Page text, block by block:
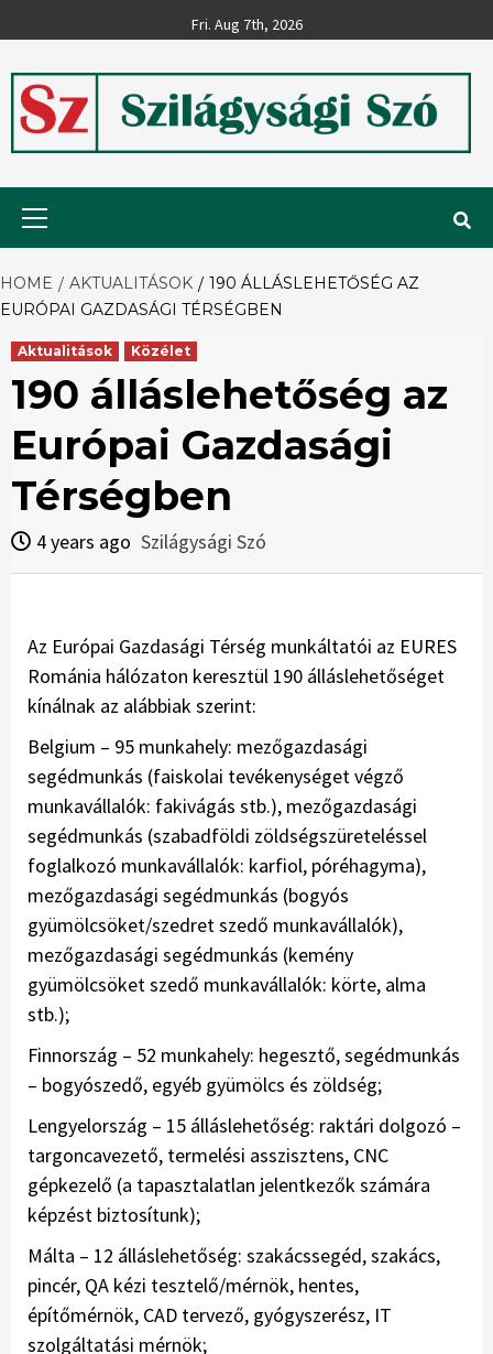
to
Fri. Aug 7th, 2026
Szilágysági
Szó
HOME AKTUALITÁSOK
190 ÁLLÁSLEHETŐSÉG AZ
EURÓPAI GAZDASÁGI TÉRSÉGBEN
Aktualitások Közélet
190 álláslehetőség az
Európai Gazdasági
Térségben
4 years ago Szilágysági Szó
Az Európai Gazdasági Térség munkáltatói az EURES
Románia hálózaton keresztül 190 álláslehetőséget
kínálnak az alábbiak szerint:
Belgium – 95 munkahely: mezőgazdasági
segédmunkás (faiskolai tevékenységet végző
munkavállalók: fakivágás stb.), mezőgazdasági
segédmunkás (szabadföldi zöldségszüreteléssel
foglalkozó munkavállalók: karfiol, póréhagyma),
mezőgazdasági segédmunkás (bogyós
gyümölcsöket/szedret szedő munkavállalók),
mezőgazdasági segédmunkás (kemény
gyümölcsöket szedő munkavállalók: körte, alma
stb.);
Finnország – 52 munkahely: hegesztő, segédmunkás
– bogyószedő, egyéb gyümölcs és zöldség;
Lengyelország – 15 álláslehetőség: raktári dolgozó –
targoncavezető, termelési asszisztens, CNC
gépkezelő (a tapasztalatlan jelentkezők számára
képzést biztosítunk);
Málta – 12 álláslehetőség: szakácssegéd, szakács,
pincér, QA kézi tesztelő/mérnök, hentes,
építőmérnök, CAD tervező, gyógyszerész, IT
szolgáltatási mérnök;